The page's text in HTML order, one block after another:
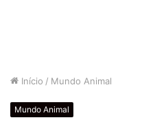
Início / Mundo Animal
Mundo Animal